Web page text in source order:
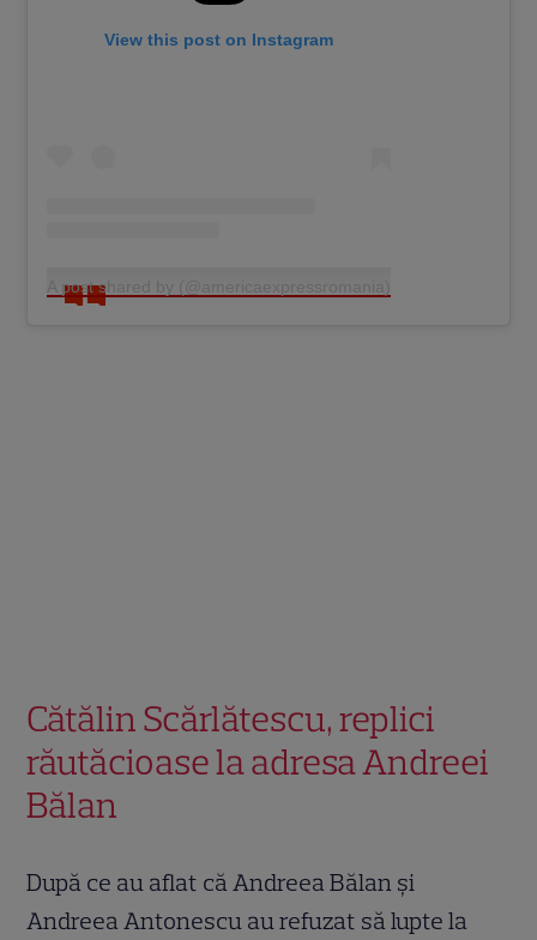
View this post on Instagram
A post shared by (@americaexpressromania)
Cătălin Scărlătescu, replici
răutăcioase la adresa Andreei
Bălan
După ce au aflat că Andreea Bălan și
Andreea Antonescu au refuzat să lupte la